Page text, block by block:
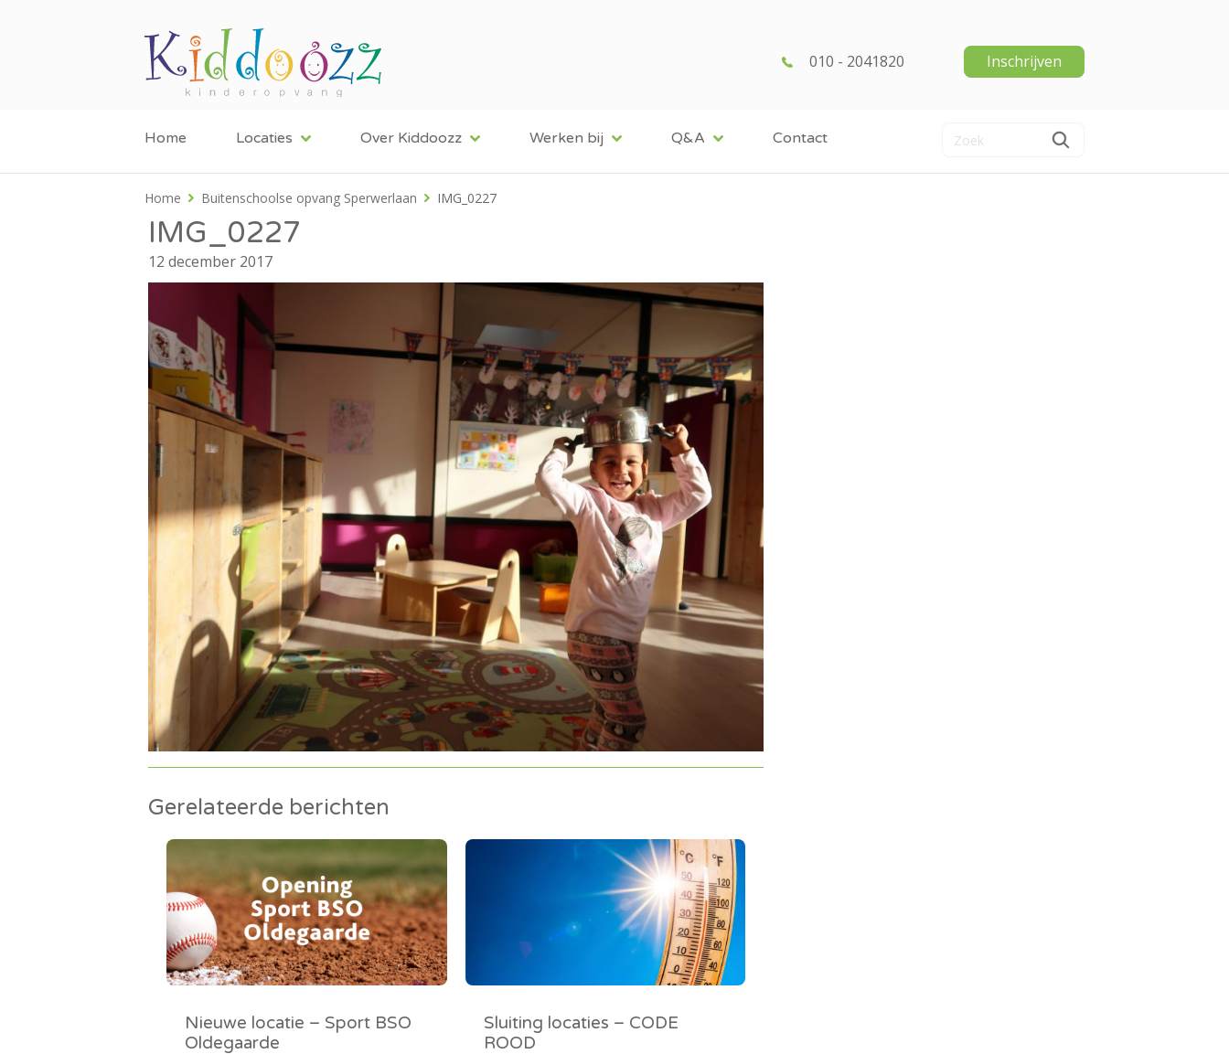
010 - 2041820 Inschrijven
Home Locaties Over Kiddoozz Werken bij Q&A Contact
Home Buitenschoolse opvang Sperwerlaan IMG_0227
IMG_0227
12 december 2017
Gerelateerde berichten
Nieuwe locatie – Sport BSO
Oldegaarde
Sluiting locaties – CODE
ROOD